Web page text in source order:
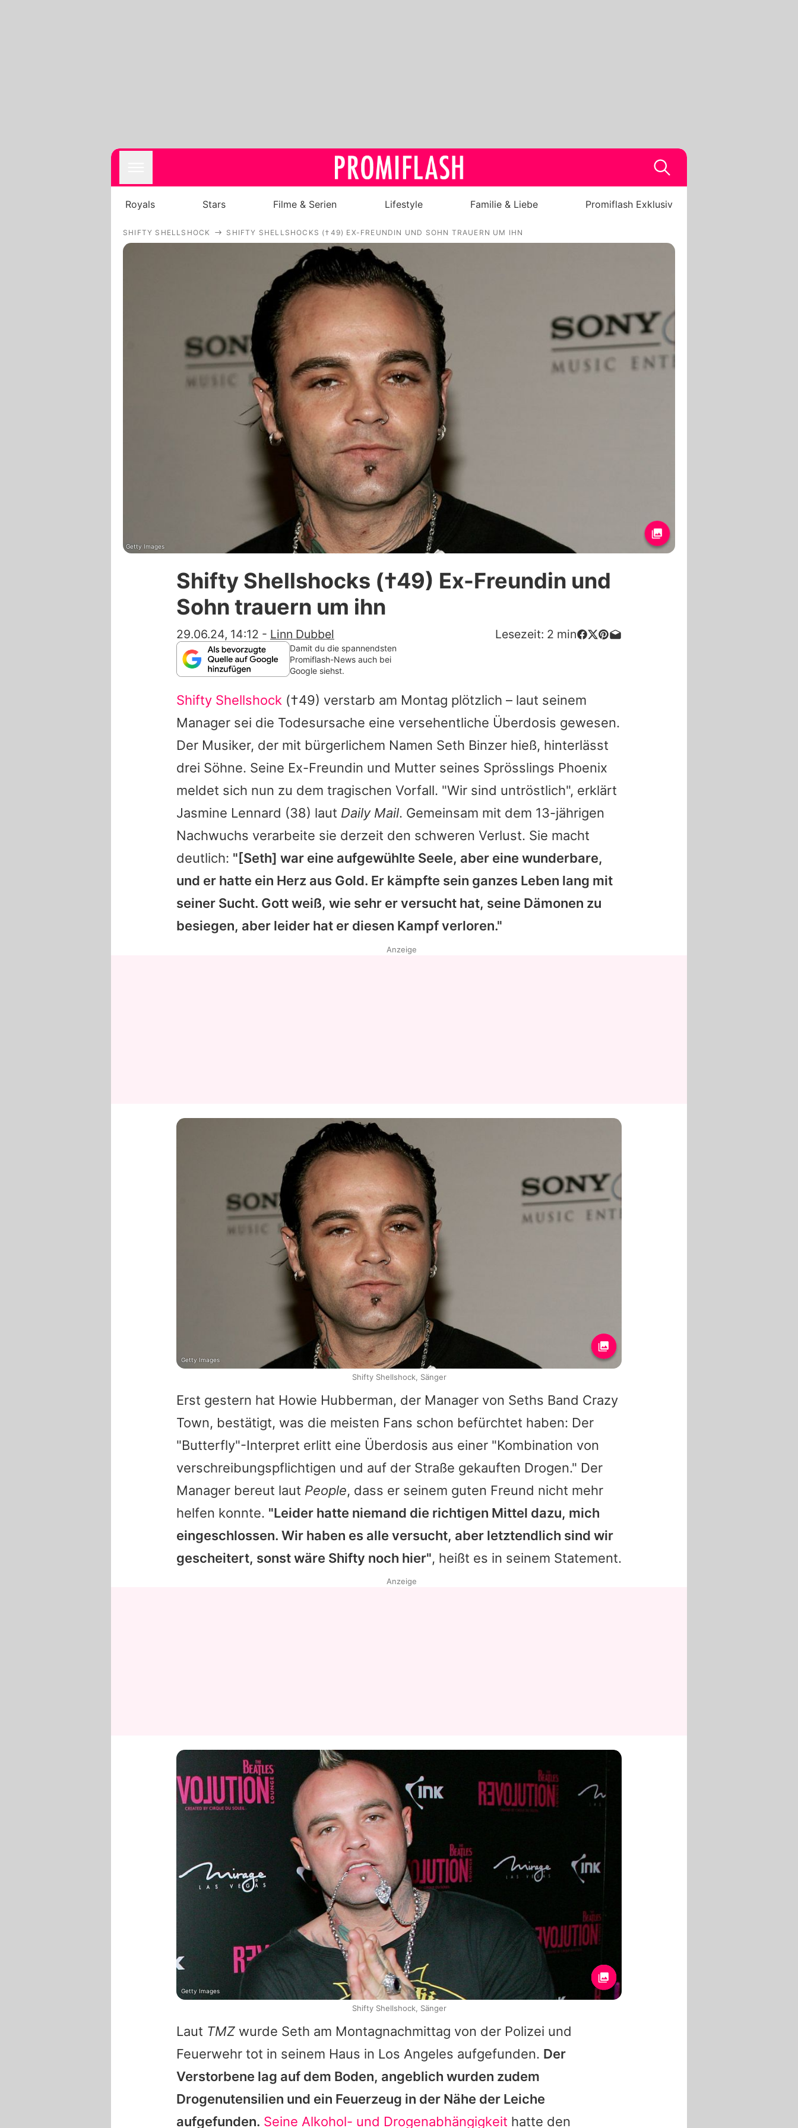
Royals
Stars
Filme & Serien
Lifestyle
Familie & Liebe
Promiflash Exklusiv
Alle Themen auf Promiflash
Jobs
App runterladen
Team
Redaktionelle Richtlinien
Impressum
Datenschutzerklärung
Nutzungsbedingungen
Utiq verwalten
Royals Stars Filme & Serien Lifestyle Familie & Liebe Promiflash Exklusiv
SHIFTY SHELLSHOCK SHIFTY SHELLSHOCKS (†49) EX-FREUNDIN UND SOHN TRAUERN UM IHN
Getty Images
Shifty Shellshocks (†49) Ex-Freundin und
Sohn trauern um ihn
29.06.24, 14:12 - Linn Dubbel Lesezeit: 2 min
Damit du die spannendsten
Promiflash-News auch bei
Google siehst.
Shifty Shellshock (†49) verstarb am Montag plötzlich – laut seinem
Manager sei die Todesursache eine versehentliche Überdosis gewesen.
Der Musiker, der mit bürgerlichem Namen Seth Binzer hieß, hinterlässt
drei Söhne. Seine Ex-Freundin und Mutter seines Sprösslings Phoenix
meldet sich nun zu dem tragischen Vorfall. "Wir sind untröstlich", erklärt
Jasmine Lennard (38) laut Daily Mail. Gemeinsam mit dem 13-jährigen
Nachwuchs verarbeite sie derzeit den schweren Verlust. Sie macht
deutlich: "[Seth] war eine aufgewühlte Seele, aber eine wunderbare,
und er hatte ein Herz aus Gold. Er kämpfte sein ganzes Leben lang mit
seiner Sucht. Gott weiß, wie sehr er versucht hat, seine Dämonen zu
besiegen, aber leider hat er diesen Kampf verloren."
Erst gestern hat Howie Hubberman, der Manager von Seths Band Crazy
Town, bestätigt, was die meisten Fans schon befürchtet haben: Der
"Butterfly"-Interpret erlitt eine Überdosis aus einer "Kombination von
verschreibungspflichtigen und auf der Straße gekauften Drogen." Der
Manager bereut laut People, dass er seinem guten Freund nicht mehr
helfen konnte. "Leider hatte niemand die richtigen Mittel dazu, mich
eingeschlossen. Wir haben es alle versucht, aber letztendlich sind wir
gescheitert, sonst wäre Shifty noch hier", heißt es in seinem Statement.
Laut TMZ wurde Seth am Montagnachmittag von der Polizei und
Feuerwehr tot in seinem Haus in Los Angeles aufgefunden. Der
Verstorbene lag auf dem Boden, angeblich wurden zudem
Drogenutensilien und ein Feuerzeug in der Nähe der Leiche
aufgefunden. Seine Alkohol- und Drogenabhängigkeit hatte den
Anzeige
Getty Images
Shifty Shellshock, Sänger
Anzeige
Getty Images
Shifty Shellshock, Sänger